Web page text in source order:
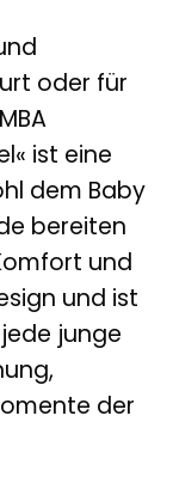
oder für
ist eine
dem Baby
bereiten
und
und ist
junge
der